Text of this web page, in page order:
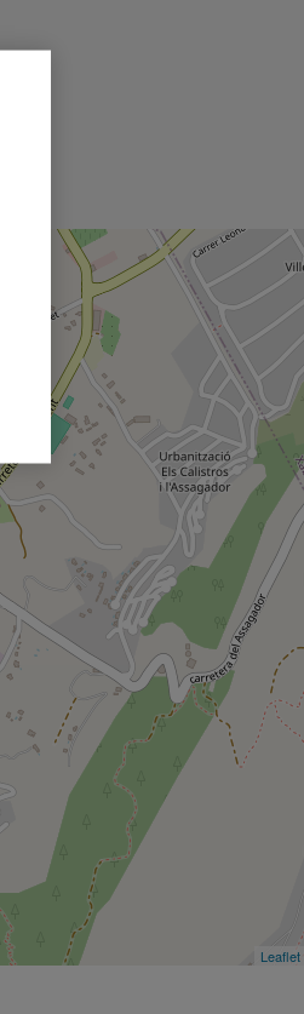
Leaflet